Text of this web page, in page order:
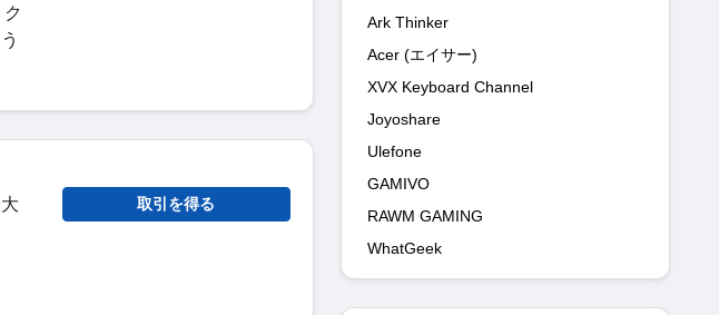
取引を得る
Ark Thinker
Acer (エイサー)
XVX Keyboard Channel
Joyoshare
Ulefone
GAMIVO
RAWM GAMING
WhatGeek